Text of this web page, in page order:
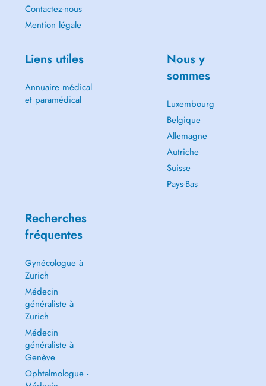
Contactez-nous
Mention légale
Liens utiles
Annuaire médical
et paramédical
Nous y
sommes
Luxembourg
Belgique
Allemagne
Autriche
Suisse
Pays-Bas
Recherches
fréquentes
Gynécologue à
Zurich
Médecin
généraliste à
Zurich
Médecin
généraliste à
Genève
Ophtalmologue -